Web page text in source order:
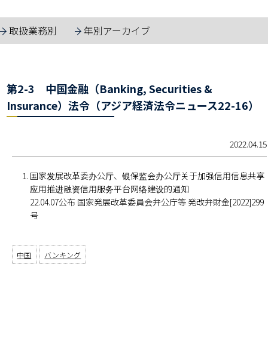
取扱業務別 年別アーカイブ
第2-3 中国金融（Banking, Securities &
Insurance）法令（アジア経済法令ニュース22-16）
2022.04.15
国家发展改革委办公厅、银保监会办公厅关于加强信用信息共享
应用推进融资信用服务平台网络建设的通知
22.04.07公布 国家発展改革委員会弁公庁等 発改弁財金[2022]299
号
中国 バンキング